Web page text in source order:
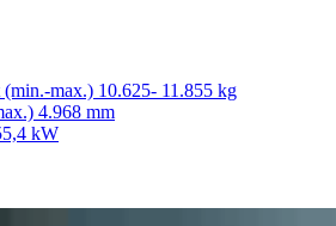
(min.-max.) 10.625- 11.855 kg
4.968 mm
kW